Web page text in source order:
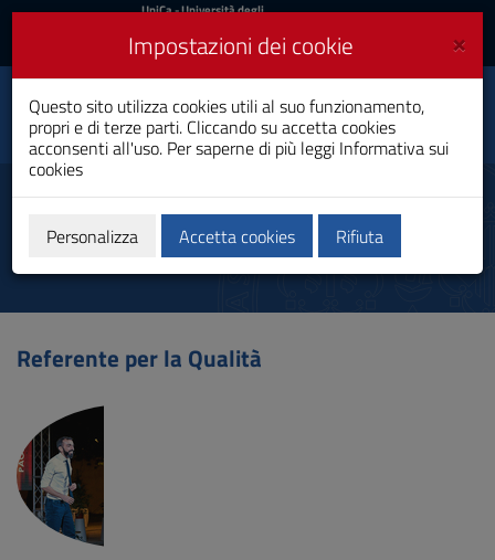
Vai
al
navigazione
sito
al
UniCa
Accedi
UniCa- Università degli
Accedi UniCA News
Toggle
navigation
Advanced
Biotechnology
Laurea Magistrale
Referenti
Referente per la Qualità
×
Impostazioni dei cookie
Questo sito utilizza cookies utili al suo funzionamento,
propri e di terze parti. Cliccando su accetta cookies
acconsenti all'uso. Per saperne di più leggi Informativa sui
cookies
Personalizza Accetta cookies Rifiuta